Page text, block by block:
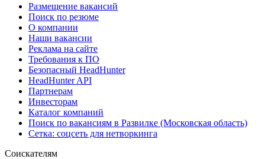
Размещение вакансий
Поиск по резюме
О компании
Наши вакансии
Реклама на сайте
Требования к ПО
Безопасный HeadHunter
HeadHunter API
Партнерам
Инвесторам
Каталог компаний
Поиск по вакансиям в Развилке (Московская область)
Сетка: соцсеть для нетворкинга
Соискателям